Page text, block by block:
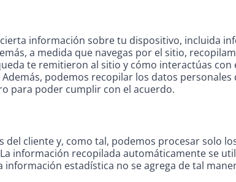
información sobre tu dispositivo, incluida
a medida que navegas por el sitio,
te remitieron al sitio y cómo interactúas
podemos recopilar los datos
para poder cumplir con el acuerdo.
cliente y, como tal, podemos procesar solo
información recopilada automáticamente se
estadística no se agrega de tal